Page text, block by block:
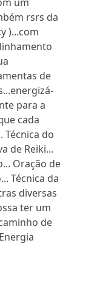
rsrs da
)...com
de
para a
cada
Técnica do
de Reiki...
Oração de
Técnica da
diversas
ter um
de